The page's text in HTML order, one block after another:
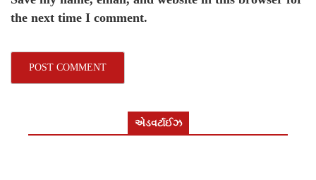
the next time I comment.
એડવર્ટાઈઝ